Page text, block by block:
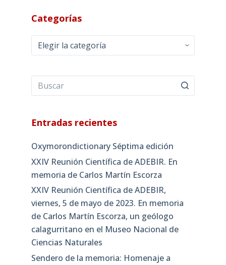
Categorías
Categorías
Entradas recientes
Oxymorondictionary Séptima edición
XXIV Reunión Científica de ADEBIR. En
memoria de Carlos Martín Escorza
XXIV Reunión Científica de ADEBIR,
viernes, 5 de mayo de 2023. En memoria
de Carlos Martín Escorza, un geólogo
calagurritano en el Museo Nacional de
Ciencias Naturales
Sendero de la memoria: Homenaje a